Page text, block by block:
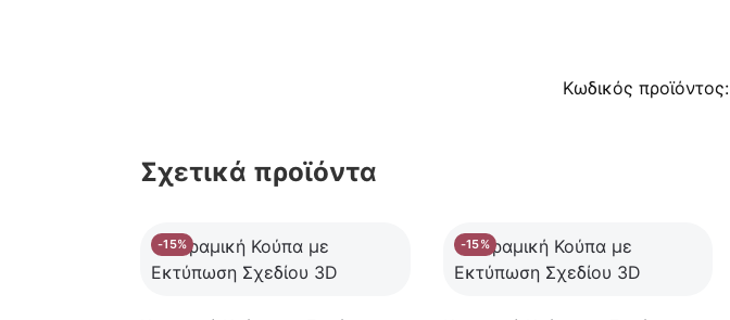
Κωδικός προϊόντος:
Σχετικά προϊόντα
-15% -15%